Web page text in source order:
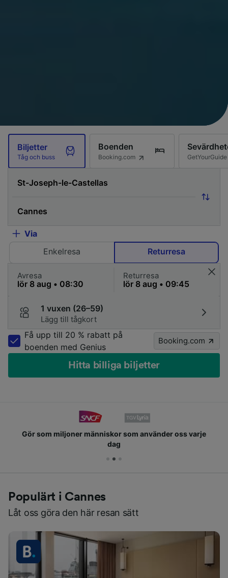
Biljetter
Tåg och buss
Boenden
Booking.com GetYourGuide
Via
Enkelresa
Returresa
Avresa Returresa
1 vuxen (26–59)
Lägg till tågkort
Få upp till 20 % rabatt på
boenden med Genius
Booking.com
Hitta billiga biljetter
Gör som miljoner människor som använder oss varje
dag
Populärt i Cannes
Låt oss göra den här resan sätt